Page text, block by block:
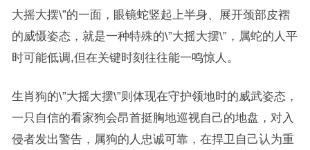
大摇大摆\”的一面，眼镜蛇竖起上半身、展开颈部皮褶
的威慑姿态，就是一种特殊的\”大摇大摆\”，属蛇的人平
时可能低调,但在关键时刻往往能一鸣惊人。
生肖狗的\”大摇大摆\”则体现在守护领地时的威武姿态，
一只自信的看家狗会昂首挺胸地巡视自己的地盘，对入
侵者发出警告，属狗的人忠诚可靠，在捍卫自己认为重